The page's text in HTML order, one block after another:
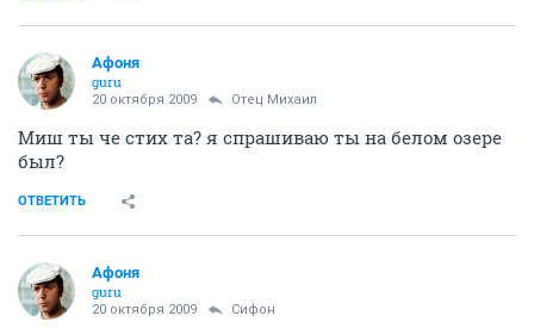
Aфоня
guru
20 октября 2009 Отец Михаил
Миш ты че стих та? я спрашиваю ты на белом озере
был?
ОТВЕТИТЬ
Aфоня
guru
20 октября 2009 Сифон